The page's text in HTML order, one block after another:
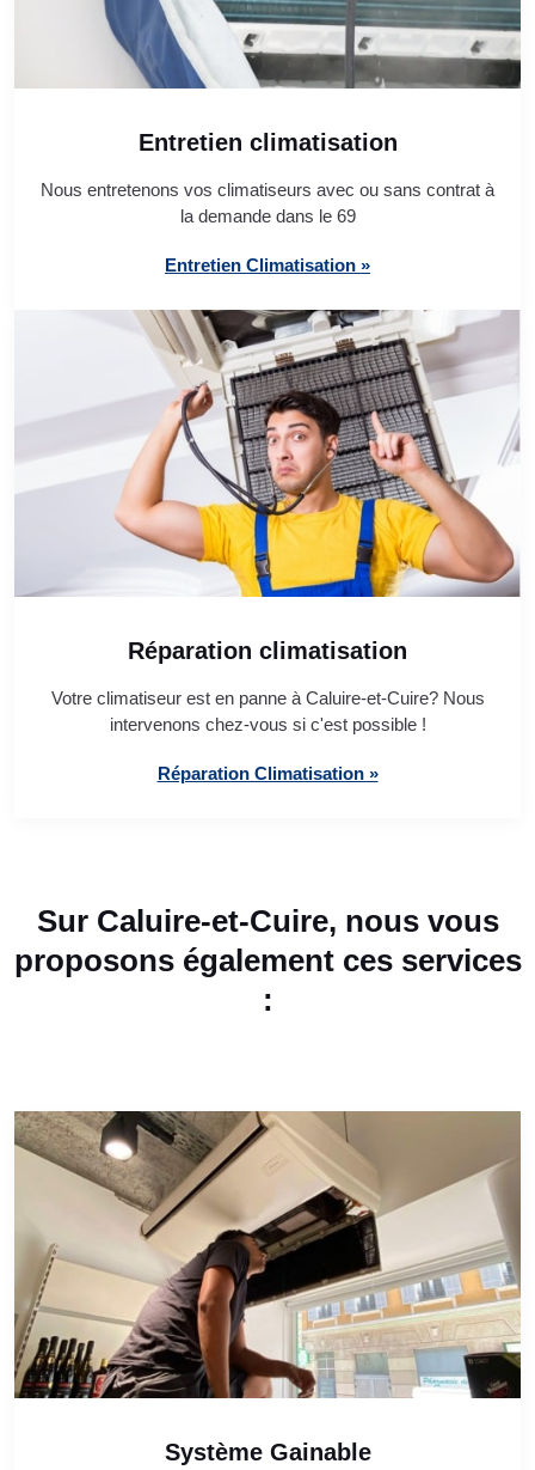
Entretien climatisation
Nous entretenons vos climatiseurs avec ou sans contrat à
la demande dans le 69
Entretien Climatisation »
Réparation climatisation
Votre climatiseur est en panne à Caluire-et-Cuire? Nous
intervenons chez-vous si c'est possible !
Réparation Climatisation »
Sur Caluire-et-Cuire, nous vous
proposons également ces services
:
Système Gainable